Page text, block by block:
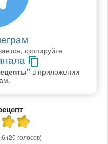
скопируйте
в приложении
(20 голосов)